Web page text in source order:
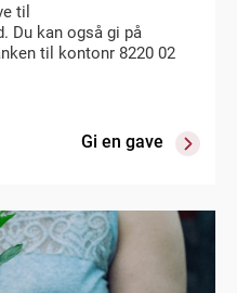
til
Du kan også gi på
til kontonr 8220 02
Gi en gave